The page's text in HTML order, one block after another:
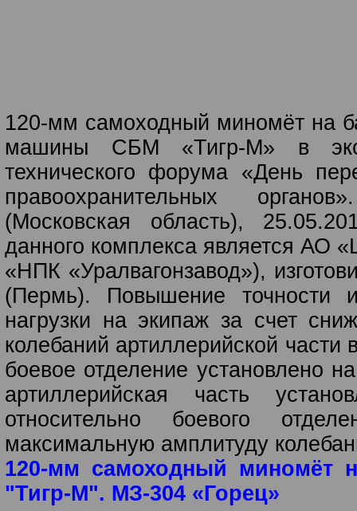
120-мм самоходный миномёт на
машины СБМ «Тигр-М» в
технического форума «День
правоохранительных
(Московская область),
данного комплекса является АО
«НПК «Уралвагонзавод»),
(Пермь). Повышение точности
нагрузки на экипаж за счет
колебаний артиллерийской части
боевое отделение установлено
артиллерийская часть
относительно боевого
максимальную амплитуду
120-мм самоходный миномёт
"Тигр-М". МЗ-304 «Горец»